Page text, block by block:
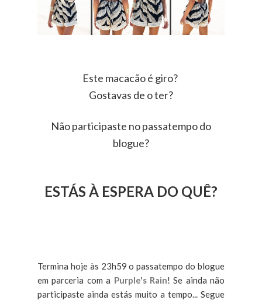
Este macacão é giro?
Gostavas de o ter?
Não participaste no passatempo do
blogue?
ESTÁS À ESPERA DO QUÊ?
Termina hoje às 23h59 o passatempo do blogue
em parceria com a Purple's Rain! Se ainda não
participaste ainda estás muito a tempo... Segue